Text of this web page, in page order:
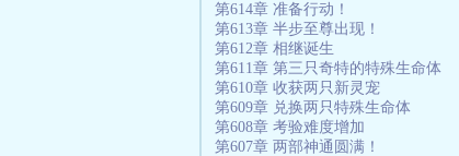
第614章 准备行动！
第613章 半步至尊出现！
第612章 相继诞生
第611章 第三只奇特的特殊生命体
第610章 收获两只新灵宠
第609章 兑换两只特殊生命体
第608章 考验难度增加
第607章 两部神通圆满！